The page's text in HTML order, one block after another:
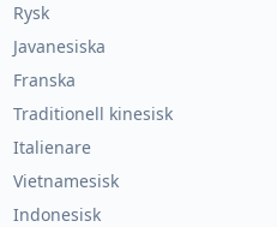
Rysk
Javanesiska
Franska
Traditionell kinesisk
Italienare
Vietnamesisk
Indonesisk